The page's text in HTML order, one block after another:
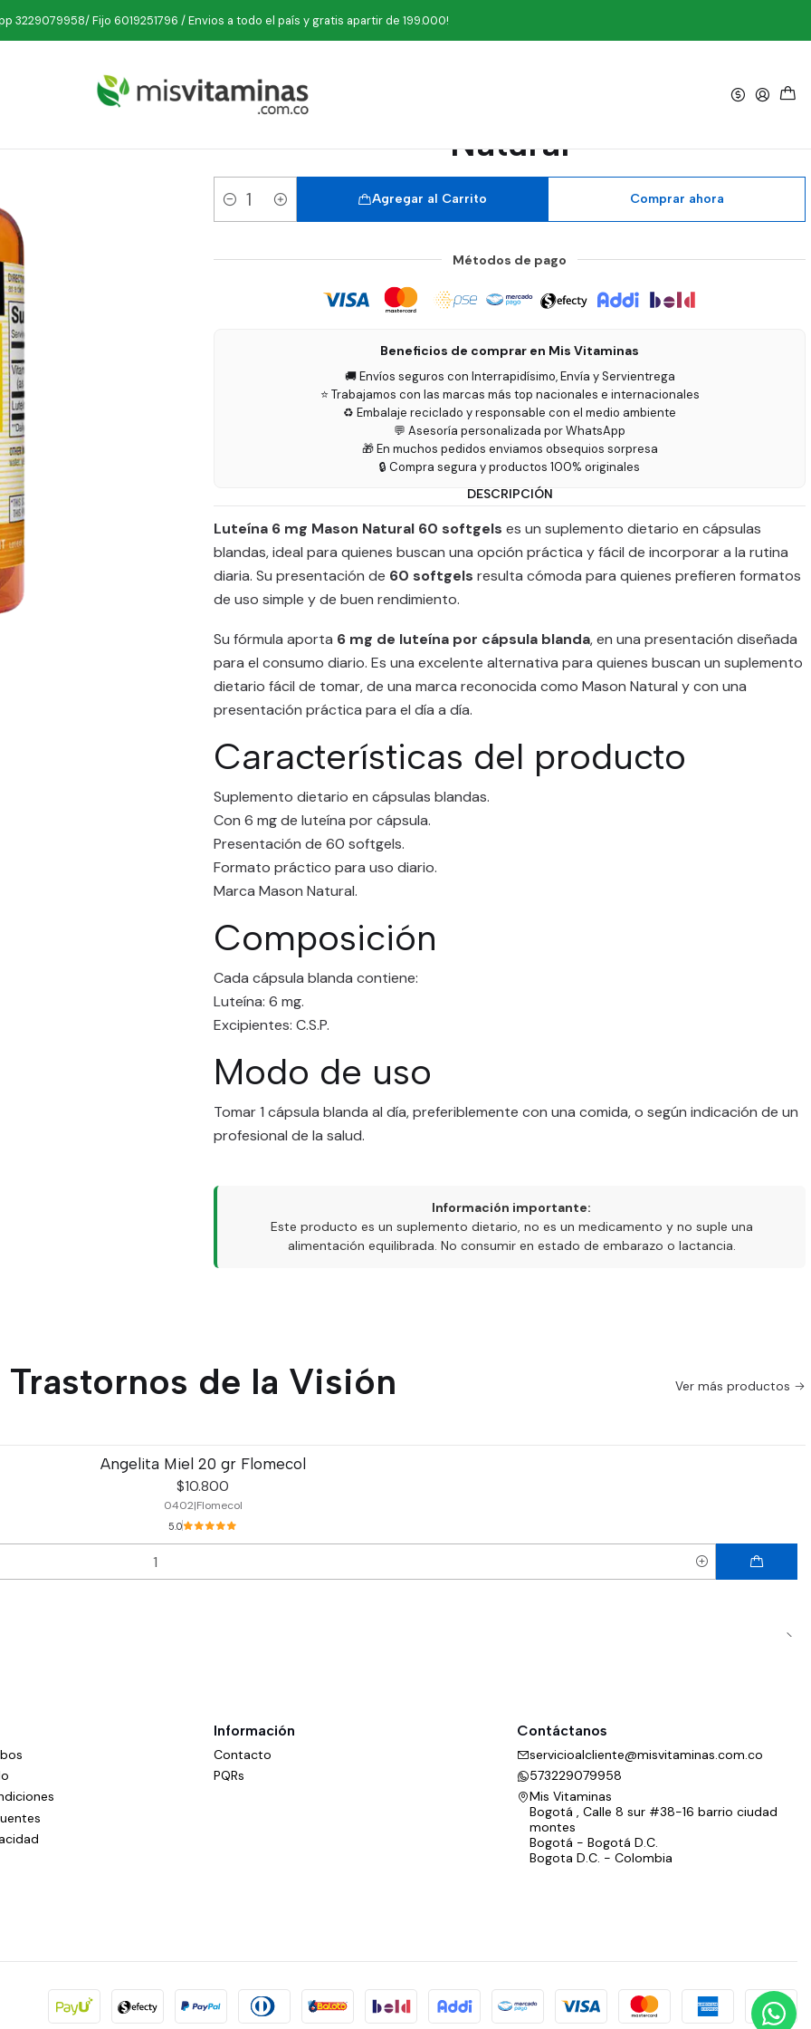
3229079958/ Fijo 6019251796 / Envios a todo el país y gratis apartir de 199.000!
Suplementos Luteina Luteina 6 mg 60 Softgels Mason Natural
Luteina 6 mg 60 Softgels Mason
Natural
Cantidad
Agregar al Carrito Comprar ahora
Métodos de pago
Beneficios de comprar en Mis Vitaminas
🚚 Envíos seguros con Interrapidísimo, Envía y Servientrega
⭐ Trabajamos con las marcas más top nacionales e internacionales
♻️ Embalaje reciclado y responsable con el medio ambiente
💬 Asesoría personalizada por WhatsApp
🎁 En muchos pedidos enviamos obsequios sorpresa
🔒 Compra segura y productos 100% originales
DESCRIPCIÓN
Luteína 6 mg Mason Natural 60 softgels es un suplemento dietario en cápsulas
blandas, ideal para quienes buscan una opción práctica y fácil de incorporar a la rutina
diaria. Su presentación de 60 softgels resulta cómoda para quienes prefieren formatos
de uso simple y de buen rendimiento.
Su fórmula aporta 6 mg de luteína por cápsula blanda, en una presentación diseñada
para el consumo diario. Es una excelente alternativa para quienes buscan un suplemento
dietario fácil de tomar, de una marca reconocida como Mason Natural y con una
presentación práctica para el día a día.
Características del producto
Suplemento dietario en cápsulas blandas.
Con 6 mg de luteína por cápsula.
Presentación de 60 softgels.
Formato práctico para uso diario.
Marca Mason Natural.
Composición
Cada cápsula blanda contiene:
Luteína: 6 mg.
Excipientes: C.S.P.
Modo de uso
Tomar 1 cápsula blanda al día, preferiblemente con una comida, o según indicación de un
profesional de la salud.
Información importante:
Este producto es un suplemento dietario, no es un medicamento y no suple una
alimentación equilibrada. No consumir en estado de embarazo o lactancia.
Trastornos de la Visión Ver más productos
Angelita Miel 20 gr Flomecol
$10.800
0402|Flomecol
5.0
Información
Contacto
PQRs
Contáctanos
servicioalcliente@misvitaminas.com.co
573229079958
Mis Vitaminas
Bogotá , Calle 8 sur #38-16 barrio ciudad
montes
Bogotá - Bogotá D.C.
Bogota D.C. - Colombia